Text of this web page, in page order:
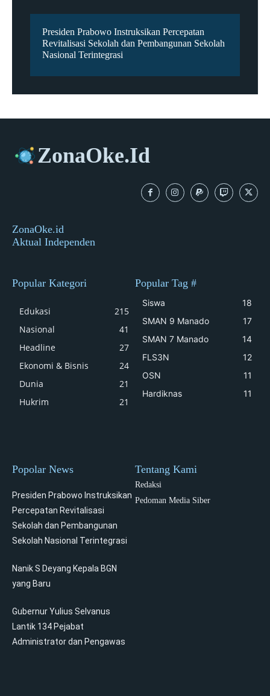
Presiden Prabowo Instruksikan Percepatan
Revitalisasi Sekolah dan Pembangunan Sekolah
Nasional Terintegrasi
ZonaOke.Id
ZonaOke.id
Aktual Independen
Popular Kategori
Edukasi
215
Nasional
41
Headline
27
Ekonomi & Bisnis
24
Dunia
21
Hukrim
21
Popular Tag #
Siswa
18
SMAN 9 Manado
17
SMAN 7 Manado
14
FLS3N
12
OSN
11
Hardiknas
11
Popolar News
Presiden Prabowo Instruksikan
Percepatan Revitalisasi
Sekolah dan Pembangunan
Sekolah Nasional Terintegrasi
Nanik S Deyang Kepala BGN
yang Baru
Gubernur Yulius Selvanus
Lantik 134 Pejabat
Administrator dan Pengawas
Tentang Kami
Redaksi
Pedoman Media Siber